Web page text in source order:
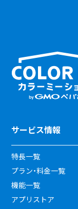
サービス情報
特長一覧
プラン・料金一覧
機能一覧
アプリストア